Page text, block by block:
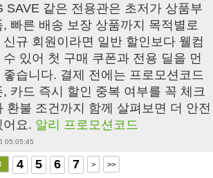
SAVE 같은 전용관은 초저가 상품부
빠른 배송 보장 상품까지 목적별로
규 회원이라면 일반 할인보다 웰컴
있어 첫 구매 쿠폰과 전용 딜을 먼
습니다. 결제 전에는 프로모션코드
카드 즉시 할인 중복 여부를 꼭 체크
환불 조건까지 함께 살펴보면 더 안전
어요. 알리 프로모션코드
05:05:45
4 5 6 7 > >>